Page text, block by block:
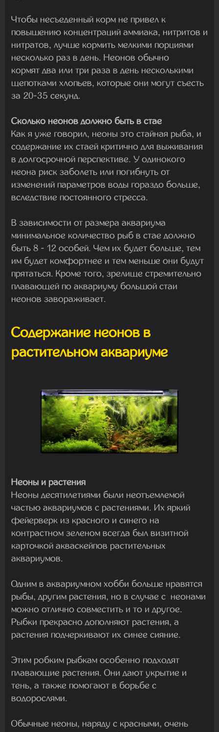
Чтобы несъеденный корм не привел к
повышению концентраций аммиака, нитритов и
нитратов, лучше кормить мелкими порциями
несколько раз в день. Неонов обычно
кормят два или три раза в день несколькими
щепотками хлопьев, которые они могут съесть
за 20-35 секунд.
Сколько неонов должно быть в стае
Как я уже говорил, неоны это стайная рыба, и
содержание их стаей критично для выживания
в долгосрочной перспективе. У одинокого
неона риск заболеть или погибнуть от
изменений параметров воды гораздо больше,
вследствие постоянного стресса.
В зависимости от размера аквариума
минимальное количество рыб в стае должно
быть 8 - 12 особей. Чем их будет больше, тем
им будет комфортнее и тем меньше они будут
прятаться. Кроме того, зрелище стремительно
плавающей по аквариуму большой стаи
неонов завораживает.
Содержание неонов в
растительном аквариуме
Неоны и растения
Неоны десятилетиями были неотъемлемой
частью аквариумов с растениями. Их яркий
фейерверк из красного и синего на
контрастном зеленом всегда был визитной
карточкой акваскейпов растительных
аквариумов.
Одним в аквариумном хобби больше нравятся
рыбы, другим растения, но в случае с неонами
можно отлично совместить и то и другое.
Рыбки прекрасно дополняют растения, а
растения подчеркивают их синее сияние.
Этим робким рыбкам особенно подходят
плавающие растения. Они дают укрытие и
тень, а также помогают в борьбе с
водорослями.
Обычные неоны, наряду с красными, очень